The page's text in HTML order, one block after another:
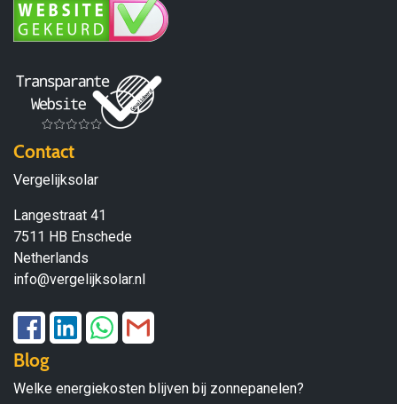
Contact
Vergelijksolar
Langestraat 41
7511 HB Enschede
Netherlands
info@vergelijksolar.nl
Blog
Welke energiekosten blijven bij zonnepanelen?